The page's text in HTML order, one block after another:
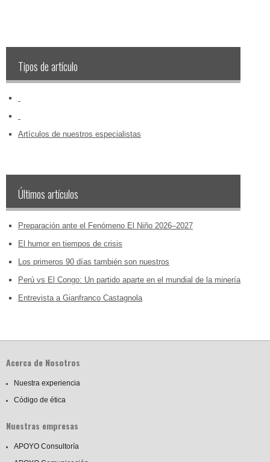
Tipos de artículo
Artículos de nuestros especialistas
Últimos artículos
Preparación ante el Fenómeno El Niño 2026–2027
El humor en tiempos de crisis
Los primeros 90 días también son nuestros
Perú vs El Congo: Un partido aparte en el mundial de la minería
Entrevista a Gianfranco Castagnola
Acerca de Nosotros
Nuestra experiencia
Código de ética
Nuestras empresas
APOYO Consultoría